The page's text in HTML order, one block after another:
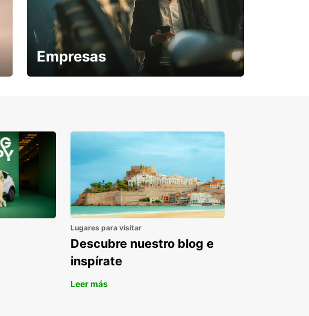
Empresas
Lugares para visitar
Descubre nuestro blog e
inspírate
Leer más